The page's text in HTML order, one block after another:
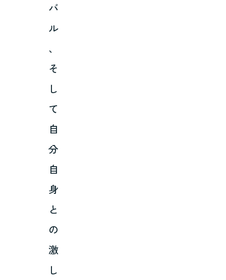
バ
ル
、
そ
し
て
自
分
自
身
と
の
激
し